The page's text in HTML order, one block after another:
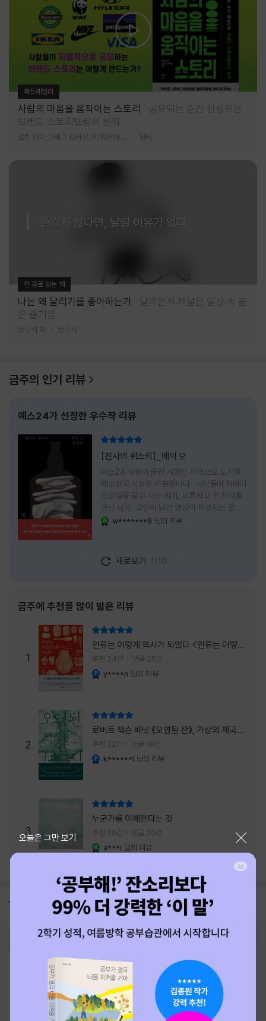
북트레일러
사람의 마음을 움직이는 스토리
공유되는 순간 완성되는
브랜드 스토리텔링의 원칙
알레
즐겁지 않다면, 달릴 이유가 없다
한 줄로 읽는 책
나는 왜 달리기를 좋아하는가
달리면서 깨달은 일상 속 숨
은 즐거움
방구석 저 방구석
금주의 인기 리뷰
예스24가 선정한 우수작 리뷰
[천사의 위스키]_에릭 오
예스24 리뷰어 클럽 서평단 자격으로 도서를
제공받고 작성한 리뷰입니다 사람들이 저마다
등껍질을 달고 사는 세계, 교통사고 후 천사를
만난 남자, 고인이 남긴 영상이 재생되는 장례
식장에서 똥을 싼 개. 이 책에는 몇 줄만 읽어도
넘어가 있었다. 소설을 읽으면서 잘 만든 단편
애니메이션 여러 편을 차례로 보는 기분이 들었
선명하게 그려졌고, 한 편이 끝날 때마다 질문
이 뒤따라왔다. 감출 수 없는 세계는 더 다정할
까 「등껍질」의 세계에서 사람들은 저마다 다른
등껍질을 달고 살아간다. 몸의 일부이면서 한
사람을 표현하는 수단
w*******9 님의 리뷰
새로보기 1/10
금주에 추천을 많이 받은 리뷰
1
인류는 이렇게 역사가 되었다 <인류는 어떻게
역사가 되었나>
추천 24건 댓글 25건
y****n 님의 리뷰
2
로버트 잭슨 베넷 《오염된 잔》, 가상의 제국이
주는 실감과 미스터리 사건의 치밀함이 이루어
내는 최상의 시너지...
추천 22건 댓글 18건
k******i 님의 리뷰
3
누군가를 이해한다는 것
추천 20건 댓글 20건
a***i 님의 리뷰
공지 26년 NBCI 수상 안내
2026-08-01
오늘은 그만 보기
로그인 최근 본 상품 주문/배송
고객센터 1544-3800 티켓 1544-6399
중고샵 1566-4295
eBook 1:1문의/채팅상담
예스이십사(주) 사업자 정보
이용약관
개인정보처리방침
청소년보호정책